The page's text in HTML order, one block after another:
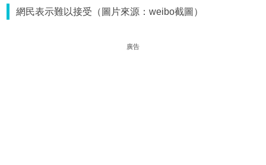
網民表示難以接受（圖片來源：weibo截圖）
廣告